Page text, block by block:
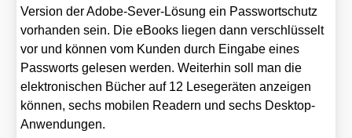
Ver­si­on der Ado­be-Sever-Lösung ein Pass­wort­schutz
vor­han­den sein. Die eBooks lie­gen dann ver­schlüs­selt
vor und kön­nen vom Kun­den durch Ein­ga­be eines
Pass­worts gele­sen wer­den. Wei­ter­hin soll man die
elek­tro­ni­schen Bücher auf 12 Lese­ge­rä­ten anzei­gen
kön­nen, sechs mobi­len Rea­dern und sechs Desk­top-
Anwen­dun­gen.